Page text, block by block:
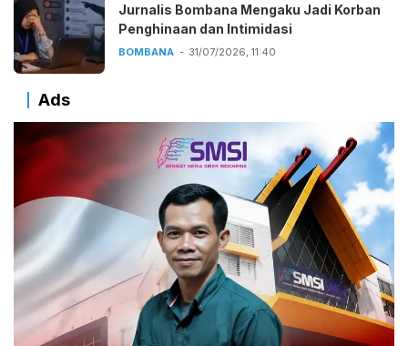
Jurnalis Bombana Mengaku Jadi Korban
Penghinaan dan Intimidasi
BOMBANA 31/07/2026, 11:40
Ads